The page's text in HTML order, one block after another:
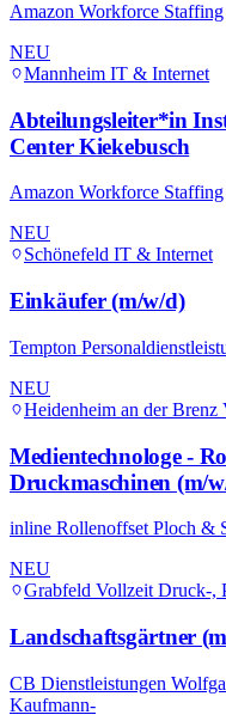
Amazon Workforce Staffing
NEU
Mannheim IT & Internet
Abteilungsleiter*in
Center Kiekebusch
Amazon Workforce Staffing
NEU
Schönefeld IT & Internet
Einkäufer (m/w/d)
Tempton
NEU
Heidenheim an der Brenz
Medientechnologe -
Druckmaschinen (m/
inline Rollenoffset Ploch &
NEU
Grabfeld Vollzeit Druck-,
Landschaftsgärtner
CB Dienstleistungen
Kaufmann-